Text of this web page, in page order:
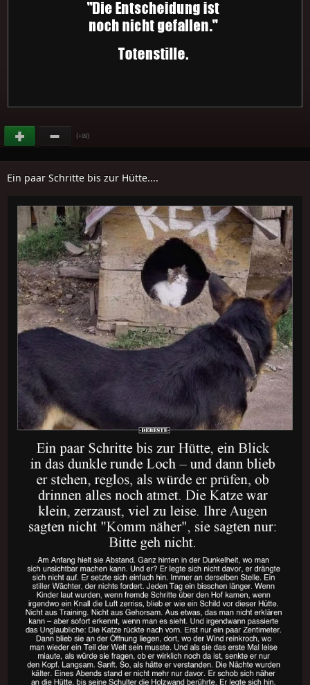
(+89)
Ein paar Schritte bis zur Hütte....